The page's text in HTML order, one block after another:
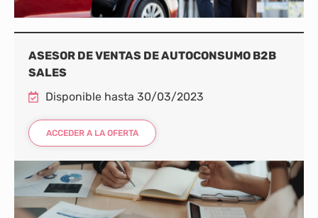
ASESOR DE VENTAS DE AUTOCONSUMO B2B
SALES
Disponible hasta 30/03/2023
ACCEDER A LA OFERTA